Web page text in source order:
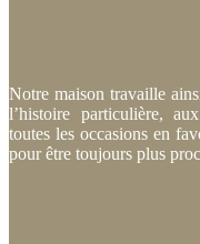
Notre maison travaille
l’histoire particulière,
toutes les occasions en
pour être toujours plus